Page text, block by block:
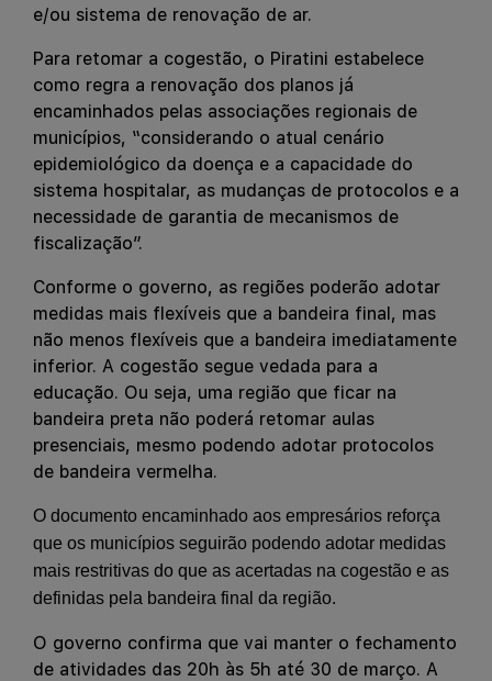
e/ou sistema de renovação de ar.
Para retomar a cogestão, o Piratini estabelece
como regra a renovação dos planos já
encaminhados pelas associações regionais de
municípios, “considerando o atual cenário
epidemiológico da doença e a capacidade do
sistema hospitalar, as mudanças de protocolos e a
necessidade de garantia de mecanismos de
fiscalização”.
Conforme o governo, as regiões poderão adotar
medidas mais flexíveis que a bandeira final, mas
não menos flexíveis que a bandeira imediatamente
inferior. A cogestão segue vedada para a
educação. Ou seja, uma região que ficar na
bandeira preta não poderá retomar aulas
presenciais, mesmo podendo adotar protocolos
de bandeira vermelha.
O documento encaminhado aos empresários reforça
que os municípios seguirão podendo adotar medidas
mais restritivas do que as acertadas na cogestão e as
definidas pela bandeira final da região.
O governo confirma que vai manter o fechamento
de atividades das 20h às 5h até 30 de março. A